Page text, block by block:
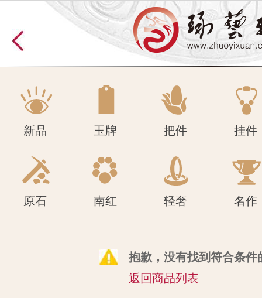
原石 南红 轻奢 名作
新品 玉牌 把件 挂件
原石 南红 轻奢 名作
抱歉，没有找到符合条件
返回商品列表